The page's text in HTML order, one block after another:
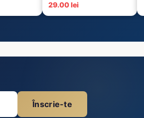
29.00 lei
Înscrie-te